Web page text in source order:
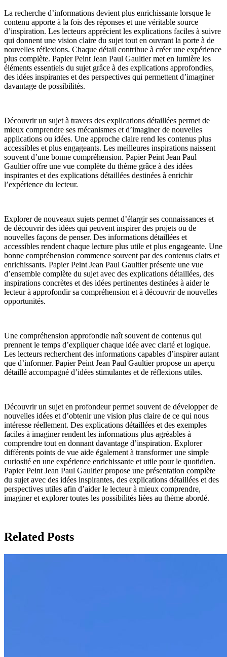
La recherche d’informations devient plus enrichissante lorsque le
contenu apporte à la fois des réponses et une véritable source
d’inspiration. Les lecteurs apprécient les explications faciles à suivre
qui donnent une vision claire du sujet tout en ouvrant la porte à de
nouvelles réflexions. Chaque détail contribue à créer une expérience
plus complète. Papier Peint Jean Paul Gaultier met en lumière les
éléments essentiels du sujet grâce à des explications approfondies,
des idées inspirantes et des perspectives qui permettent d’imaginer
davantage de possibilités.
Découvrir un sujet à travers des explications détaillées permet de
mieux comprendre ses mécanismes et d’imaginer de nouvelles
applications ou idées. Une approche claire rend les contenus plus
accessibles et plus engageants. Les meilleures inspirations naissent
souvent d’une bonne compréhension. Papier Peint Jean Paul
Gaultier offre une vue complète du thème grâce à des idées
inspirantes et des explications détaillées destinées à enrichir
l’expérience du lecteur.
Explorer de nouveaux sujets permet d’élargir ses connaissances et
de découvrir des idées qui peuvent inspirer des projets ou de
nouvelles façons de penser. Des informations détaillées et
accessibles rendent chaque lecture plus utile et plus engageante. Une
bonne compréhension commence souvent par des contenus clairs et
enrichissants. Papier Peint Jean Paul Gaultier présente une vue
d’ensemble complète du sujet avec des explications détaillées, des
inspirations concrètes et des idées pertinentes destinées à aider le
lecteur à approfondir sa compréhension et à découvrir de nouvelles
opportunités.
Une compréhension approfondie naît souvent de contenus qui
prennent le temps d’expliquer chaque idée avec clarté et logique.
Les lecteurs recherchent des informations capables d’inspirer autant
que d’informer. Papier Peint Jean Paul Gaultier propose un aperçu
détaillé accompagné d’idées stimulantes et de réflexions utiles.
Découvrir un sujet en profondeur permet souvent de développer de
nouvelles idées et d’obtenir une vision plus claire de ce qui nous
intéresse réellement. Des explications détaillées et des exemples
faciles à imaginer rendent les informations plus agréables à
comprendre tout en donnant davantage d’inspiration. Explorer
différents points de vue aide également à transformer une simple
curiosité en une expérience enrichissante et utile pour le quotidien.
Papier Peint Jean Paul Gaultier propose une présentation complète
du sujet avec des idées inspirantes, des explications détaillées et des
perspectives utiles afin d’aider le lecteur à mieux comprendre,
imaginer et explorer toutes les possibilités liées au thème abordé.
Related Posts